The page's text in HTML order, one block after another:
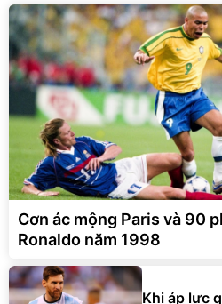
Cơn ác mộng Paris và 90
Ronaldo năm 1998
Khi áp lực